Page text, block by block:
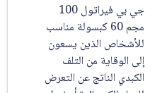
جي بي فيراتول 100
مجم 60 كبسولة مناسب
الذين يسعون
الوقاية من التلف
الناتج عن التعرض